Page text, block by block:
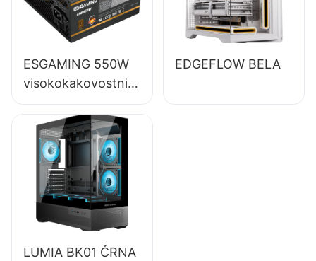
učinkovitostjo, 80+
bronasti
ESGAMING 550W
visokokakovostni
napajalniki za
namizne
računalnike z
učinkovitostjo 85
%, 80+ bronastimi
certifikati
ESB550W
EDGEFLOW BELA
LUMIA BK01 ČRNA